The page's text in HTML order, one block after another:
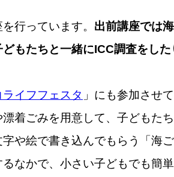
行っています。 出前講座では
もたちと一緒にICC調査をし
イフフェスタ 」にも参加させ
着ごみを用意して、子どもた
や絵で書き込んでもらう「海
なかで、小さい子どもでも簡